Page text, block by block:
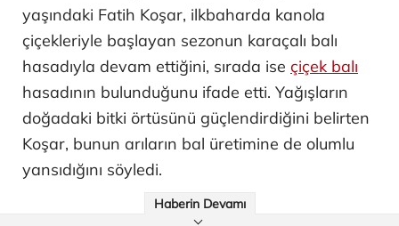
yaşındaki Fatih Koşar, ilkbaharda kanola
çiçekleriyle başlayan sezonun karaçalı balı
hasadıyla devam ettiğini, sırada ise çiçek balı
hasadının bulunduğunu ifade etti. Yağışların
doğadaki bitki örtüsünü güçlendirdiğini belirten
Koşar, bunun arıların bal üretimine de olumlu
yansıdığını söyledi.
Haberin Devamı